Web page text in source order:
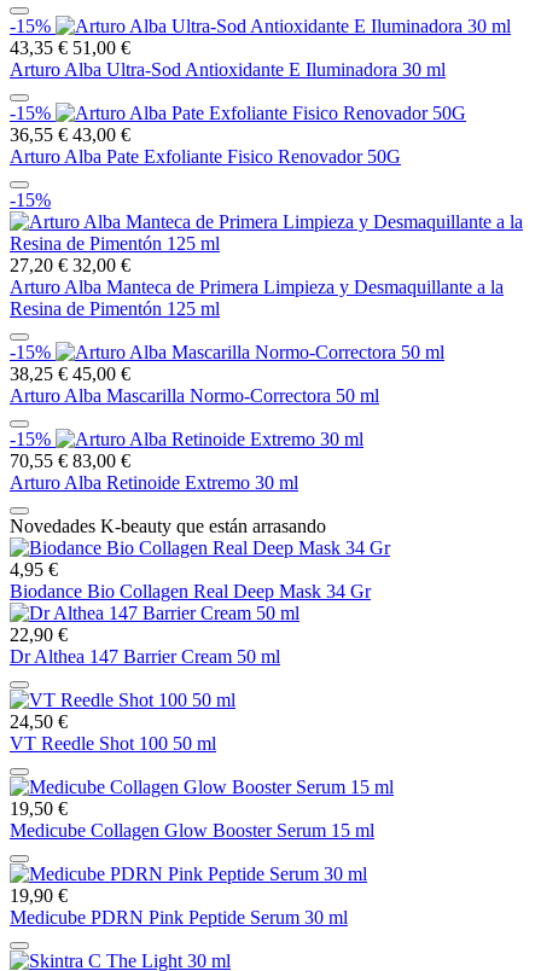
-15%
43,35 € 51,00 €
Arturo Alba Ultra-Sod Antioxidante E Iluminadora 30 ml
-15%
36,55 € 43,00 €
Arturo Alba Pate Exfoliante Fisico Renovador 50G
-15%
27,20 € 32,00 €
Arturo Alba Manteca de Primera Limpieza y Desmaquillante a la
Resina de Pimentón 125 ml
-15%
38,25 € 45,00 €
Arturo Alba Mascarilla Normo-Correctora 50 ml
-15%
70,55 € 83,00 €
Arturo Alba Retinoide Extremo 30 ml
Novedades K-beauty que están arrasando
4,95 €
Biodance Bio Collagen Real Deep Mask 34 Gr
22,90 €
Dr Althea 147 Barrier Cream 50 ml
24,50 €
VT Reedle Shot 100 50 ml
19,50 €
Medicube Collagen Glow Booster Serum 15 ml
19,90 €
Medicube PDRN Pink Peptide Serum 30 ml